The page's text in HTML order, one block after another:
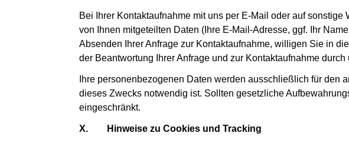
Bei Ihrer Kontaktaufnahme mit uns per E-Mail oder auf
von Ihnen mitgeteilten Daten (Ihre E-Mail-Adresse, ggf. Ihr
Absenden Ihrer Anfrage zur Kontaktaufnahme, willigen Sie in
der Beantwortung Ihrer Anfrage und zur Kontaktaufnahme
Ihre personenbezogenen Daten werden ausschließlich für
dieses Zwecks notwendig ist. Sollten gesetzliche
eingeschränkt.
X. Hinweise zu Cookies und Tracking